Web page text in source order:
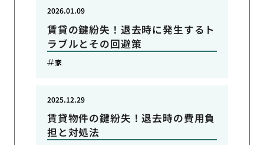
賃貸の鍵紛失！退去時に発生するト
ラブルとその回避策
2026.01.09
家
賃貸物件の鍵紛失！退去時の費用負
担と対処法
2025.12.29